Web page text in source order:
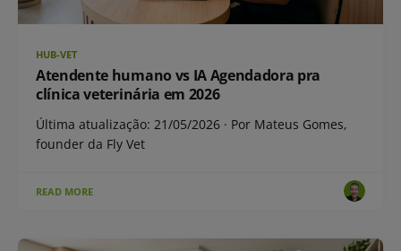
HUB-VET
Atendente humano vs IA Agendadora pra
clínica veterinária em 2026
Última atualização: 21/05/2026 · Por Mateus Gomes,
founder da Fly Vet
READ MORE